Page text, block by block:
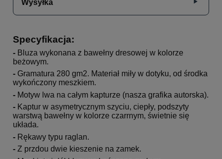
Wysyłka
Specyfikacja:
- Bluza wykonana z bawełny dresowej w kolorze
beżowym.
- Gramatura 280 gm2. Materiał miły w dotyku, od środka
wykończony meszkiem.
- Motyw lwa na całym kapturze (nasza grafika autorska).
- Kaptur w asymetrycznym szyciu, ciepły, podszyty
warstwą bawełny w kolorze czarrnym, świetnie się
układa.
- Rękawy typu raglan.
- Z przdou dwie kieszenie na zamek.